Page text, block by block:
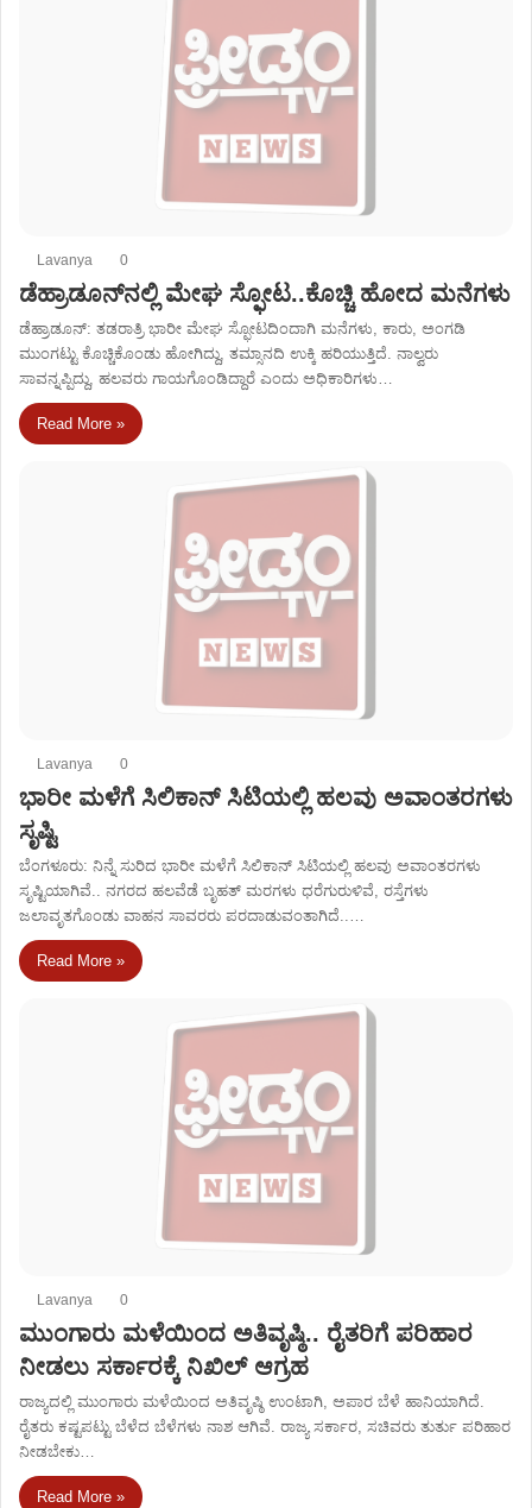
Lavanya 0
ಡೆಹ್ರಾಡೂನ್‌ನಲ್ಲಿ ಮೇಘ ಸ್ಫೋಟ..ಕೊಚ್ಚಿ ಹೋದ ಮನೆಗಳು
ಡೆಹ್ರಾಡೂನ್​: ತಡರಾತ್ರಿ ಭಾರೀ ಮೇಘ ಸ್ಫೋಟದಿಂದಾಗಿ ಮನೆಗಳು, ಕಾರು, ಅಂಗಡಿ
ಮುಂಗಟ್ಟು ಕೊಚ್ಚಿಕೊಂಡು ಹೋಗಿದ್ದು, ತಮ್ಸಾನದಿ ಉಕ್ಕಿ ಹರಿಯುತ್ತಿದೆ. ನಾಲ್ವರು
ಸಾವನ್ನಪ್ಪಿದ್ದು, ಹಲವರು ಗಾಯಗೊಂಡಿದ್ದಾರೆ ಎಂದು ಅಧಿಕಾರಿಗಳು…
Read More »
Lavanya 0
ಭಾರೀ ಮಳೆಗೆ ಸಿಲಿಕಾನ್​​ ಸಿಟಿಯಲ್ಲಿ ಹಲವು ಅವಾಂತರಗಳು
ಸೃಷ್ಟಿ
ಬೆಂಗಳೂರು: ನಿನ್ನೆ ಸುರಿದ ಭಾರೀ ಮಳೆಗೆ ಸಿಲಿಕಾನ್​​ ಸಿಟಿಯಲ್ಲಿ ಹಲವು ಅವಾಂತರಗಳು
ಸೃಷ್ಟಿಯಾಗಿವೆ.. ನಗರದ ಹಲವೆಡೆ ಬೃಹತ್​​ ಮರಗಳು ಧರೆಗುರುಳಿವೆ, ರಸ್ತೆಗಳು
ಜಲಾವೃತಗೊಂಡು ವಾಹನ ಸಾವರರು ಪರದಾಡುವಂತಾಗಿದೆ..…
Read More »
Lavanya 0
ಮುಂಗಾರು ಮಳೆಯಿಂದ ಅತಿವೃಷ್ಠಿ.. ರೈತರಿಗೆ ಪರಿಹಾರ
ನೀಡಲು ಸರ್ಕಾರಕ್ಕೆ ನಿಖಿಲ್‌ ಆಗ್ರಹ
ರಾಜ್ಯದಲ್ಲಿ ಮುಂಗಾರು ಮಳೆಯಿಂದ ಅತಿವೃಷ್ಠಿ ಉಂಟಾಗಿ, ಅಪಾರ ಬೆಳೆ ಹಾನಿಯಾಗಿದೆ.
ರೈತರು ಕಷ್ಟಪಟ್ಟು ಬೆಳೆದ ಬೆಳೆಗಳು ನಾಶ ಆಗಿವೆ. ರಾಜ್ಯ ಸರ್ಕಾರ, ಸಚಿವರು ತುರ್ತು ಪರಿಹಾರ
ನೀಡಬೇಕು…
Read More »